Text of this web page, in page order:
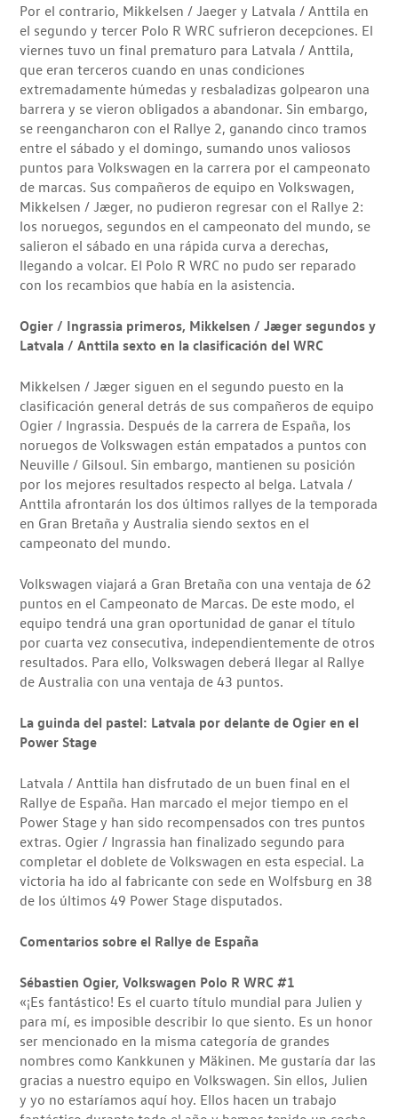
Por el contrario, Mikkelsen / Jaeger y Latvala / Anttila en
el segundo y tercer Polo R WRC sufrieron decepciones. El
viernes tuvo un final prematuro para Latvala / Anttila,
que eran terceros cuando en unas condiciones
extremadamente húmedas y resbaladizas golpearon una
barrera y se vieron obligados a abandonar. Sin embargo,
se reengancharon con el Rallye 2, ganando cinco tramos
entre el sábado y el domingo, sumando unos valiosos
puntos para Volkswagen en la carrera por el campeonato
de marcas. Sus compañeros de equipo en Volkswagen,
Mikkelsen / Jæger, no pudieron regresar con el Rallye 2:
los noruegos, segundos en el campeonato del mundo, se
salieron el sábado en una rápida curva a derechas,
llegando a volcar. El Polo R WRC no pudo ser reparado
con los recambios que había en la asistencia.
Ogier / Ingrassia primeros, Mikkelsen / Jæger segundos y
Latvala / Anttila sexto en la clasificación del WRC
Mikkelsen / Jæger siguen en el segundo puesto en la
clasificación general detrás de sus compañeros de equipo
Ogier / Ingrassia. Después de la carrera de España, los
noruegos de Volkswagen están empatados a puntos con
Neuville / Gilsoul. Sin embargo, mantienen su posición
por los mejores resultados respecto al belga. Latvala /
Anttila afrontarán los dos últimos rallyes de la temporada
en Gran Bretaña y Australia siendo sextos en el
campeonato del mundo.
Volkswagen viajará a Gran Bretaña con una ventaja de 62
puntos en el Campeonato de Marcas. De este modo, el
equipo tendrá una gran oportunidad de ganar el título
por cuarta vez consecutiva, independientemente de otros
resultados. Para ello, Volkswagen deberá llegar al Rallye
de Australia con una ventaja de 43 puntos.
La guinda del pastel: Latvala por delante de Ogier en el
Power Stage
Latvala / Anttila han disfrutado de un buen final en el
Rallye de España. Han marcado el mejor tiempo en el
Power Stage y han sido recompensados con tres puntos
extras. Ogier / Ingrassia han finalizado segundo para
completar el doblete de Volkswagen en esta especial. La
victoria ha ido al fabricante con sede en Wolfsburg en 38
de los últimos 49 Power Stage disputados.
Comentarios sobre el Rallye de España
Sébastien Ogier, Volkswagen Polo R WRC #1
«¡Es fantástico! Es el cuarto título mundial para Julien y
para mí, es imposible describir lo que siento. Es un honor
ser mencionado en la misma categoría de grandes
nombres como Kankkunen y Mäkinen. Me gustaría dar las
gracias a nuestro equipo en Volkswagen. Sin ellos, Julien
y yo no estaríamos aquí hoy. Ellos hacen un trabajo